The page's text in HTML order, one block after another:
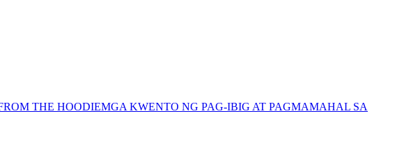
THE HOODIEMGA KWENTO NG PAG-IBIG AT PAGMAMAHAL SA